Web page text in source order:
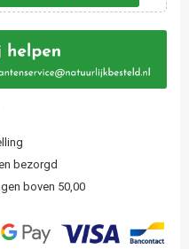
bezorgd
boven 50,00